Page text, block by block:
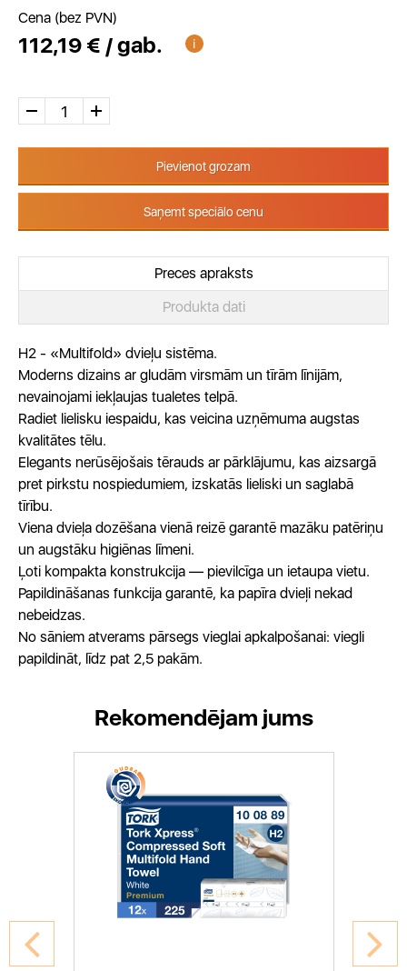
Cena (bez PVN)
112,19 € / gab.
Pievienot grozam
Saņemt speciālo cenu
Preces apraksts
Produkta dati
H2 - «Multifold» dvieļu sistēma.
Moderns dizains ar gludām virsmām un tīrām līnijām,
nevainojami iekļaujas tualetes telpā.
Radiet lielisku iespaidu, kas veicina uzņēmuma augstas
kvalitātes tēlu.
Elegants nerūsējošais tērauds ar pārklājumu, kas aizsargā
pret pirkstu nospiedumiem, izskatās lieliski un saglabā
tīrību.
Viena dvieļa dozēšana vienā reizē garantē mazāku patēriņu
un augstāku higiēnas līmeni.
Ļoti kompakta konstrukcija — pievilcīga un ietaupa vietu.
Papildināšanas funkcija garantē, ka papīra dvieļi nekad
nebeidzas.
No sāniem atverams pārsegs vieglai apkalpošanai: viegli
papildināt, līdz pat 2,5 pakām.
Rekomendējam jums